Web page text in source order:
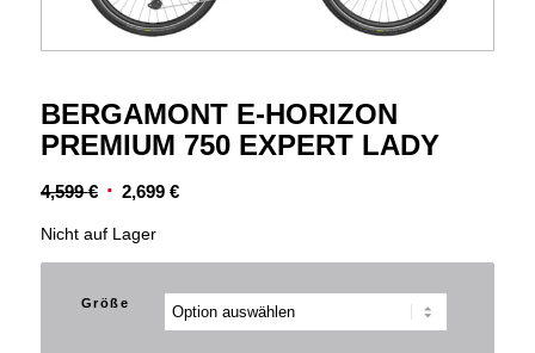
BERGAMONT E-HORIZON
PREMIUM 750 EXPERT LADY
4,599€ Ursprünglicher
war:
2,699 €Aktueller
Nicht auf Lager
Größe